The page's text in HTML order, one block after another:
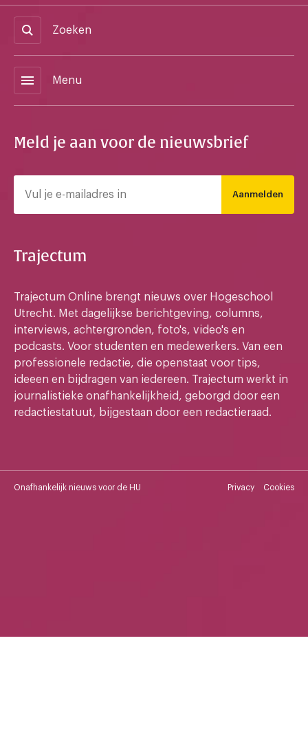
Zoeken
menu Menu
Meld je aan voor de nieuwsbrief
Aanmelden
Trajectum
Trajectum Online brengt nieuws over Hogeschool
Utrecht. Met dagelijkse berichtgeving, columns,
interviews, achtergronden, foto's, video's en
podcasts. Voor studenten en medewerkers. Van een
professionele redactie, die openstaat voor tips,
ideeen en bijdragen van iedereen. Trajectum werkt in
journalistieke onafhankelijkheid, geborgd door een
redactiestatuut, bijgestaan door een redactieraad.
Onafhankelijk nieuws voor de HU Privacy Cookies